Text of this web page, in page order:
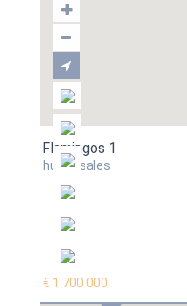
Flamingos 1
hus in sales
€ 1.700.000